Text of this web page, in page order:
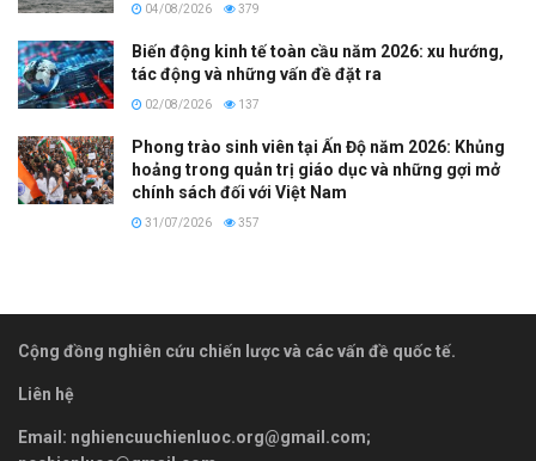
04/08/2026 379
Biến động kinh tế toàn cầu năm 2026: xu hướng,
tác động và những vấn đề đặt ra
02/08/2026 137
Phong trào sinh viên tại Ấn Độ năm 2026: Khủng
hoảng trong quản trị giáo dục và những gợi mở
chính sách đối với Việt Nam
31/07/2026 357
Cộng đồng nghiên cứu chiến lược và các vấn đề quốc tế.
Liên hệ
Email: nghiencuuchienluoc.org@gmail.com;